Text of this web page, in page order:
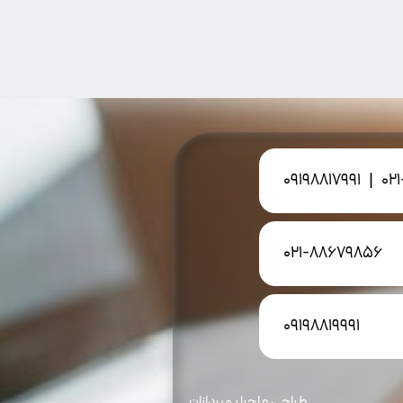
|
09198817991
021-88679856
09198819991